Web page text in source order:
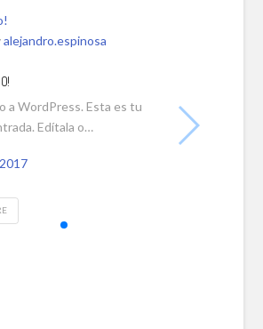
alejandro.espinosa
a WordPress. Esta es tu
Edítala o…